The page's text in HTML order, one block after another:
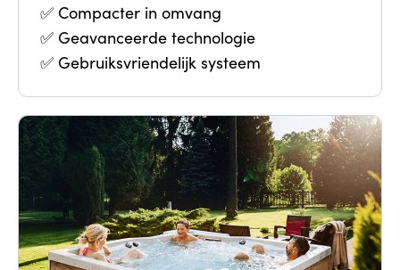
✅ Compacter in omvang
✅ Geavanceerde technologie
✅ Gebruiksvriendelijk systeem